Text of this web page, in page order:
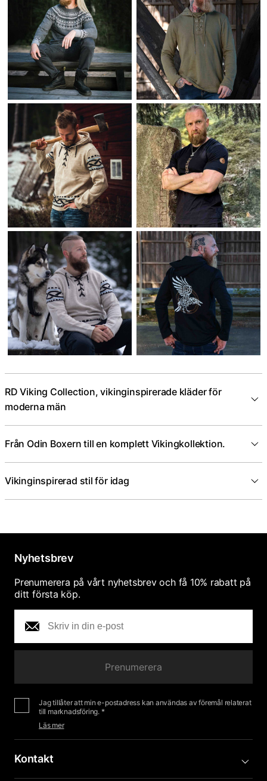
RD Viking Collection, vikinginspirerade kläder för
moderna män
Från Odin Boxern till en komplett Vikingkollektion.
Vikinginspirerad stil för idag
Nyhetsbrev
Prenumerera på vårt nyhetsbrev och få 10% rabatt på
ditt första köp.
Prenumerera
Jag tillåter att min e-postadress kan användas av föremål relaterat
till marknadsföring. *
Läs mer
Kontakt